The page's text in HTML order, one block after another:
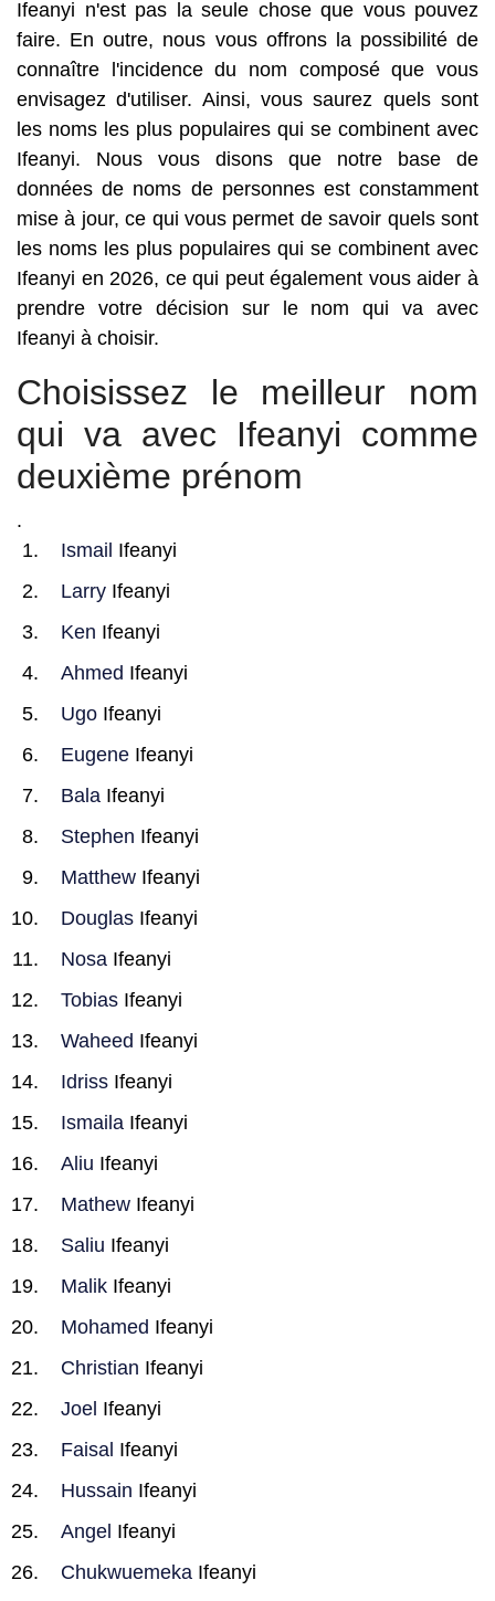
Ifeanyi n'est pas la seule chose que vous pouvez
faire. En outre, nous vous offrons la possibilité de
connaître l'incidence du nom composé que vous
envisagez d'utiliser. Ainsi, vous saurez quels sont
les noms les plus populaires qui se combinent avec
Ifeanyi. Nous vous disons que notre base de
données de noms de personnes est constamment
mise à jour, ce qui vous permet de savoir quels sont
les noms les plus populaires qui se combinent avec
Ifeanyi en 2026, ce qui peut également vous aider à
prendre votre décision sur le nom qui va avec
Ifeanyi à choisir.
Choisissez le meilleur nom
qui va avec Ifeanyi comme
deuxième prénom
.
Ismail Ifeanyi
Larry Ifeanyi
Ken Ifeanyi
Ahmed Ifeanyi
Ugo Ifeanyi
Eugene Ifeanyi
Bala Ifeanyi
Stephen Ifeanyi
Matthew Ifeanyi
Douglas Ifeanyi
Nosa Ifeanyi
Tobias Ifeanyi
Waheed Ifeanyi
Idriss Ifeanyi
Ismaila Ifeanyi
Aliu Ifeanyi
Mathew Ifeanyi
Saliu Ifeanyi
Malik Ifeanyi
Mohamed Ifeanyi
Christian Ifeanyi
Joel Ifeanyi
Faisal Ifeanyi
Hussain Ifeanyi
Angel Ifeanyi
Chukwuemeka Ifeanyi